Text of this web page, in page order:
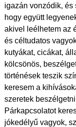
igazán vonzódik, és
hogy együtt
akivel leélhetem az
és céltudatos
kutyákat, cicákat,
kölcsönös,
történések teszik
keresem a
szeretek
Párkapcsolatot
jókedélyű vagyok,